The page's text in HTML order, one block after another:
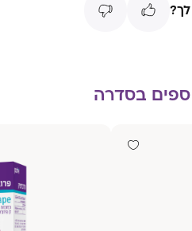
בסדרה